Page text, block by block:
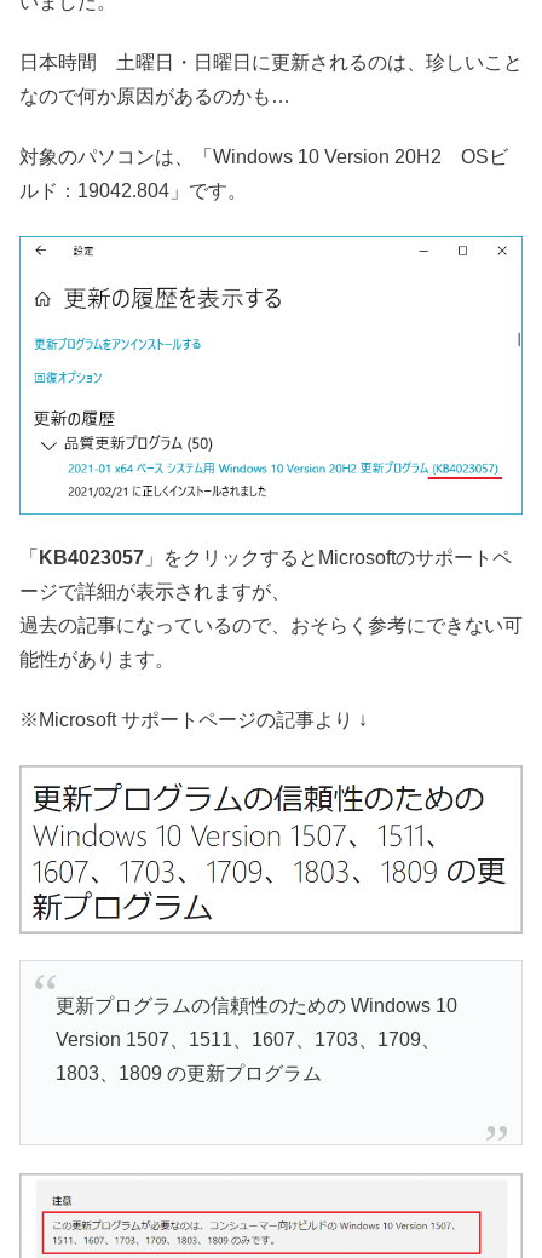
日本時間 土曜日・日曜日に更新されるのは、珍しいこと
なので何か原因があるのかも…
対象のパソコンは、「Windows 10 Version 20H2 OSビ
ルド：19042.804」です。
「 KB4023057 」をクリックするとMicrosoftのサポートペ
ージで詳細が表示されますが、
過去の記事になっているので、おそらく参考にできない可
能性があります。
※Microsoft サポートページの記事より ↓
更新プログラムの信頼性のための Windows 10
Version 1507、1511、1607、1703、1709、
1803、1809 の更新プログラム